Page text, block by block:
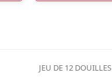
next
JEU DE 12